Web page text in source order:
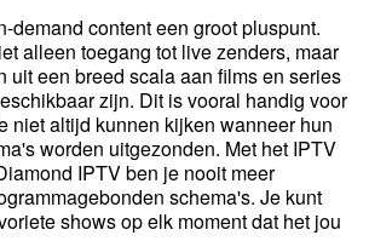
demand content een groot pluspunt.
alleen toegang tot live zenders, maar
uit een breed scala aan films en series
zijn. Dit is vooral handig voor
niet altijd kunnen kijken wanneer hun
worden uitgezonden. Met het IPTV
IPTV ben je nooit meer
schema's. Je kunt
shows op elk moment dat het jou